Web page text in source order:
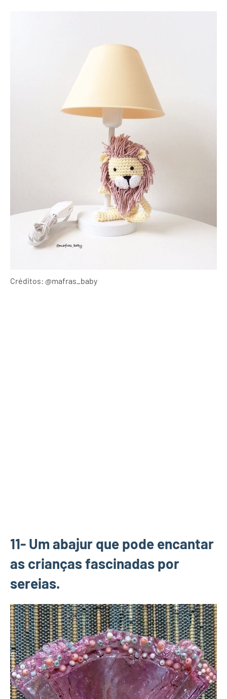
Créditos: @mafras_baby
11- Um abajur que pode encantar
as crianças fascinadas por
sereias.